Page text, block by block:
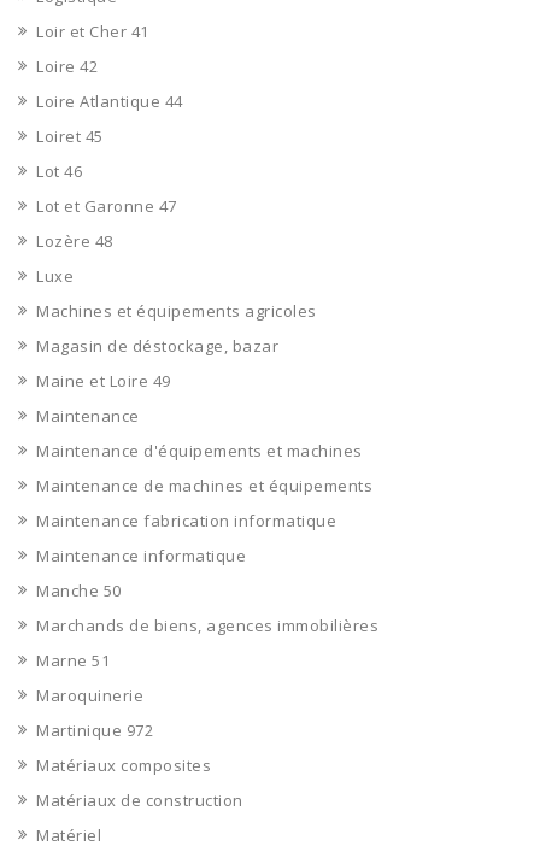
Loir et Cher 41
Loire 42
Loire Atlantique 44
Loiret 45
Lot 46
Lot et Garonne 47
Lozère 48
Luxe
Machines et équipements agricoles
Magasin de déstockage, bazar
Maine et Loire 49
Maintenance
Maintenance d'équipements et machines
Maintenance de machines et équipements
Maintenance fabrication informatique
Maintenance informatique
Manche 50
Marchands de biens, agences immobilières
Marne 51
Maroquinerie
Martinique 972
Matériaux composites
Matériaux de construction
Matériel